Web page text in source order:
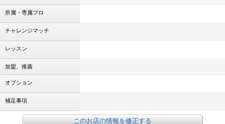
所属・専属プロ
チャレンジマッチ
レッスン
加盟、推薦
オプション
補足事項
このお店の情報を修正する